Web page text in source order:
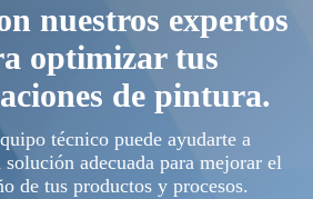
nuestros expertos
optimizar tus
de pintura.
técnico puede ayudarte a
adecuada para mejorar el
de tus productos y procesos.